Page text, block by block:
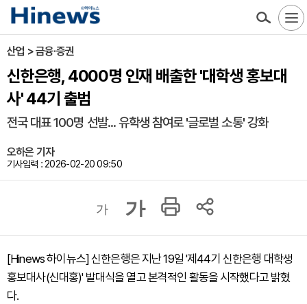
산업 > 금융·증권
신한은행, 4000명 인재 배출한 '대학생 홍보대
사' 44기 출범
전국 대표 100명 선발... 유학생 참여로 '글로벌 소통' 강화
오하은 기자
기사입력 : 2026-02-20 09:50
가 가
[Hinews 하이뉴스] 신한은행은 지난 19일 '제44기 신한은행 대학생
홍보대사(신대홍)' 발대식을 열고 본격적인 활동을 시작했다고 밝혔
다.